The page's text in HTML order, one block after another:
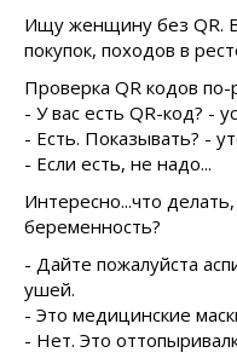
Ищу женщину без QR.
покупок, походов в
Проверка QR кодов по-
- У вас есть QR-код? -
- Есть. Показывать? -
- Если есть, не надо...
Интересно...что
беременность?
- Дайте пожалуйста
ушей.
- Это медицинские
- Нет. Это